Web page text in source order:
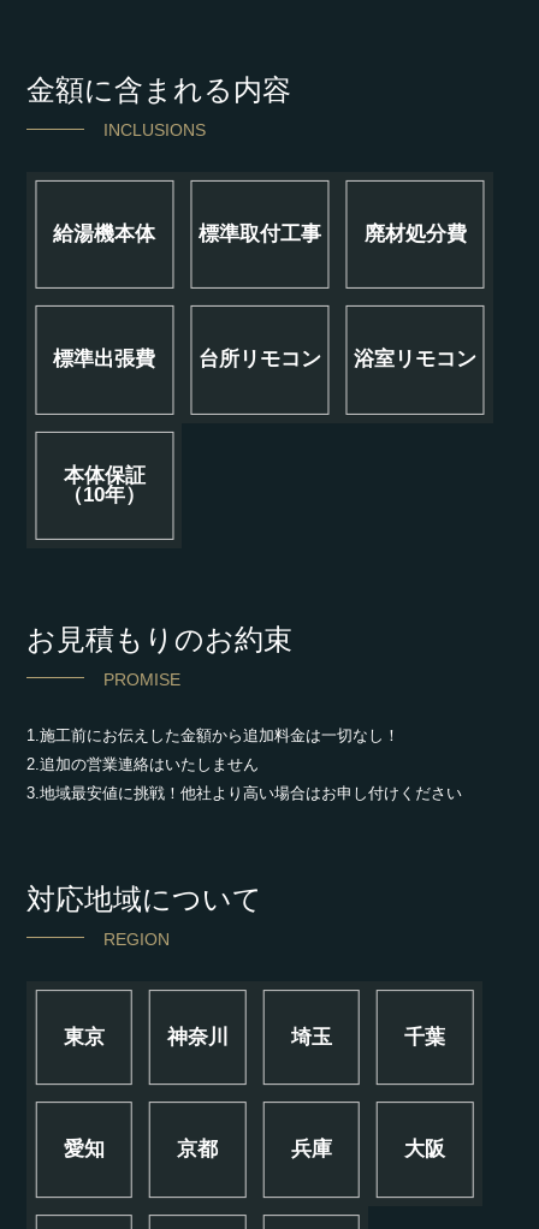
金額に含まれる内容
INCLUSIONS
給湯機本体 標準取付工事 廃材処分費
標準出張費 台所リモコン 浴室リモコン
本体保証
（10年）
お見積もりのお約束
PROMISE
1.施工前にお伝えした金額から追加料金は一切なし！
2.追加の営業連絡はいたしません
3.地域最安値に挑戦！他社より高い場合はお申し付けください
対応地域について
REGION
東京 神奈川 埼玉 千葉
愛知 京都 兵庫 大阪